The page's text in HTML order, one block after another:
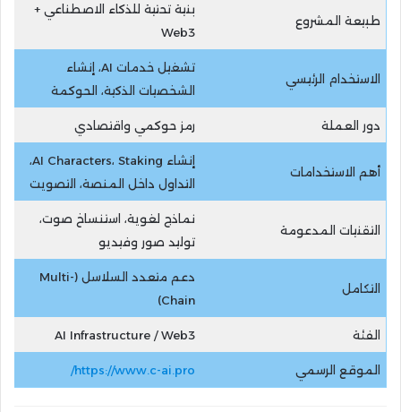
طبيعة المشروع
بنية تحتية للذكاء الاصطناعي +
Web3
الاستخدام الرئيسي
تشغيل خدمات AI، إنشاء
الشخصيات الذكية، الحوكمة
دور العملة رمز حوكمي واقتصادي
أهم الاستخدامات
إنشاء AI Characters، Staking،
التداول داخل المنصة، التصويت
التقنيات المدعومة
نماذج لغوية، استنساخ صوت،
توليد صور وفيديو
التكامل
دعم متعدد السلاسل (Multi-
Chain)
الفئة AI Infrastructure / Web3
الموقع الرسمي https://www.c-ai.pro/